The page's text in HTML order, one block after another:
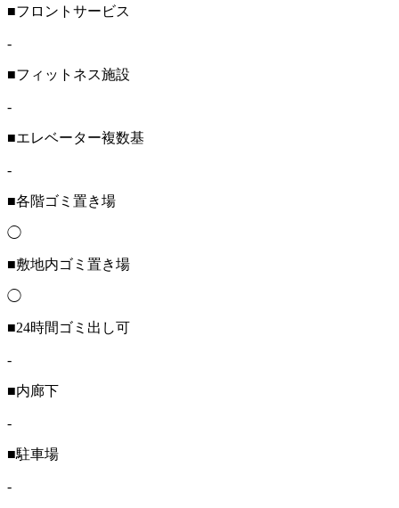
■フロントサービス
-
■フィットネス施設
-
■エレベーター複数基
-
■各階ゴミ置き場
◯
■敷地内ゴミ置き場
◯
■24時間ゴミ出し可
-
■内廊下
-
■駐車場
-